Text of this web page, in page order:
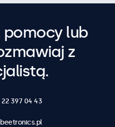
pomocy lub
z
397 04 43